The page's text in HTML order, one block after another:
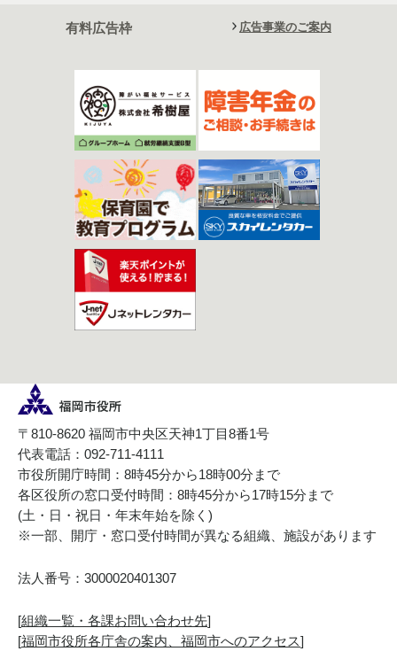
有料広告枠 広告事業のご案内
〒810-8620 福岡市中央区天神1丁目8番1号
代表電話：092-711-4111
市役所開庁時間：8時45分から18時00分まで
各区役所の窓口受付時間：8時45分から17時15分まで
(土・日・祝日・年末年始を除く)
※一部、開庁・窓口受付時間が異なる組織、施設があります
法人番号：3000020401307
[組織一覧・各課お問い合わせ先]
[福岡市役所各庁舎の案内、福岡市へのアクセス]